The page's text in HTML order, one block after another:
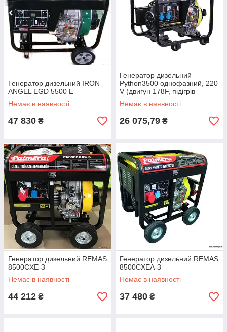
Генератор дизельний IRON
ANGEL EGD 5500 E
Немає в наявності
47 830 ₴
Генератор дизельний
Python3500 однофазний, 220
V (двигун 178F, підігрів
палива) Y-BOX (код 58804)
Немає в наявності
26 075,79 ₴
Генератор дизельний REMAS
8500CXE-3
Немає в наявності
44 212 ₴
Генератор дизельний REMAS
8500CXEA-3
Немає в наявності
37 480 ₴